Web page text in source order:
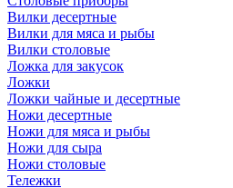
Вилки десертные
Вилки для мяса и рыбы
Вилки столовые
Ложка для закусок
Ложки
Ложки чайные и десертные
Ножи десертные
Ножи для мяса и рыбы
Ножи для сыра
Ножи столовые
Тележки